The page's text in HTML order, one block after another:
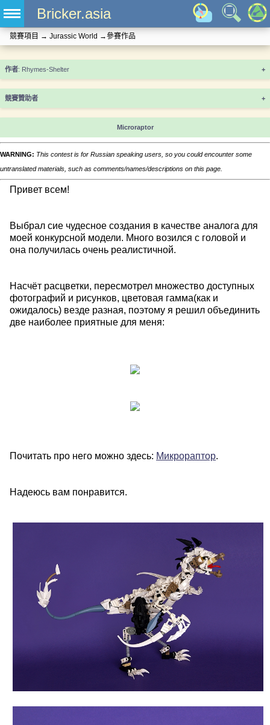
Bricker.asia
競賽項目 → Jurassic World →參賽作品
+
競賽贊助者 +
Microraptor
WARNING: This contest is for Russian speaking users, so you could encounter some
untranslated materials, such as comments/names/descriptions on this page.
Привет всем!
Выбрал сие чудесное создания в качестве аналога для
моей конкурсной модели. Много возился с головой и
она получилась очень реалистичной.
Насчёт расцветки, пересмотрел множество доступных
фотографий и рисунков, цветовая гамма(как и
ожидалось) везде разная, поэтому я решил объединить
две наиболее приятные для меня:
Почитать про него можно здесь: Микрораптор.
Надеюсь вам понравится.